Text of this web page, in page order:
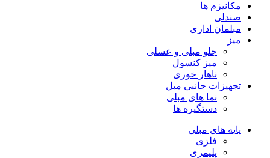
مکانیزم ها
صندلی
مبلمان اداری
میز
جلو مبلی و عسلی
میز کنسول
ناهار خوری
تجهیزات جانبی مبل
نما های مبلی
دستگیره ها
پایه های مبلی
فلزی
پلیمری